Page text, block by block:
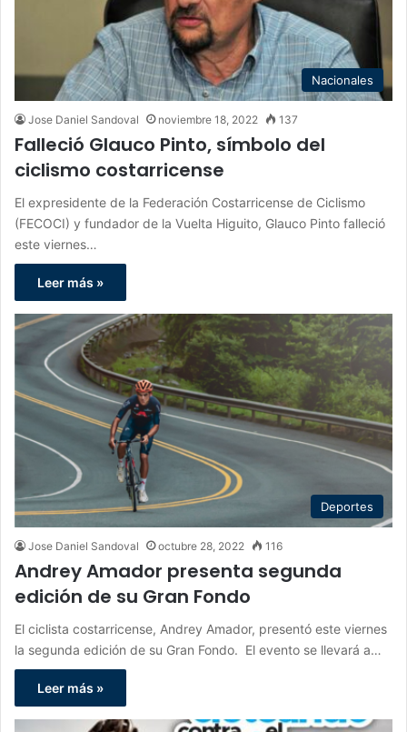
Nacionales
Jose Daniel Sandoval noviembre 18, 2022 137
Falleció Glauco Pinto, símbolo del
ciclismo costarricense
El expresidente de la Federación Costarricense de Ciclismo
(FECOCI) y fundador de la Vuelta Higuito, Glauco Pinto falleció
este viernes…
Leer más »
Deportes
Jose Daniel Sandoval octubre 28, 2022 116
Andrey Amador presenta segunda
edición de su Gran Fondo
El ciclista costarricense, Andrey Amador, presentó este viernes
la segunda edición de su Gran Fondo. El evento se llevará a…
Leer más »